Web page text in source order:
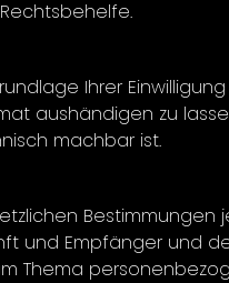
Ihrer
aushändigen zu
machbar ist.
und Empfänger und
Thema